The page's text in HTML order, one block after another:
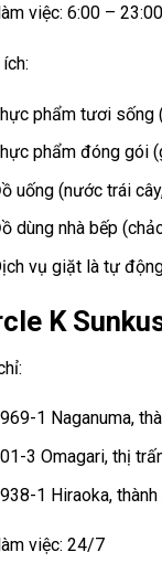
việc: 6:00 – 23:00
phẩm tươi sống
phẩm đóng gói
uống (nước trái
dùng nhà bếp
vụ giặt là tự
K
1 Naganuma,
3 Omagari, thị
1 Hiraoka,
việc: 24/7